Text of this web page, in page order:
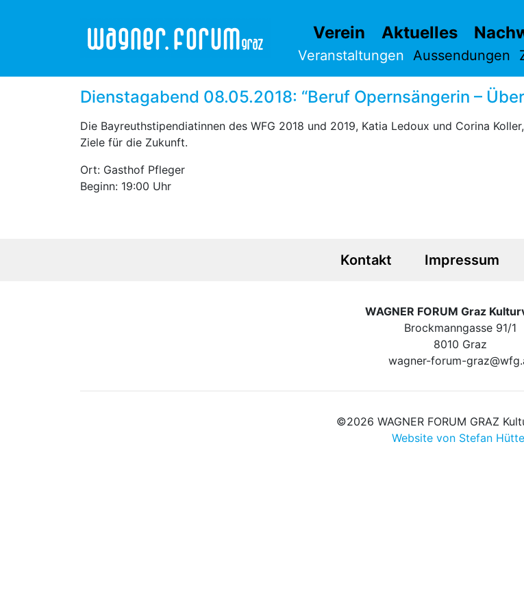
Verein Aktuelles
Veranstaltungen Aussendungen
Dienstagabend 08.05.2018: “Beruf Opernsängerin –
Die Bayreuthstipendiatinnen des WFG 2018 und 2019, Katia Ledoux und Corina
Ziele für die Zukunft.
Ort: Gasthof Pfleger
Beginn: 19:00 Uhr
Kontakt Impressum
WAGNER FORUM Graz
Brockmanngasse 91/1
8010 Graz
wagner-forum-
©2026 WAGNER FORUM GRAZ
Website von Stefan